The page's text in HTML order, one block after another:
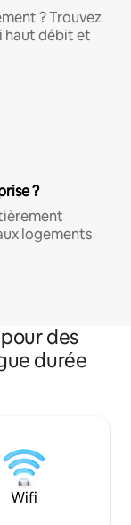
? Trouvez
haut débit et
?
logements
des
durée
Wifi